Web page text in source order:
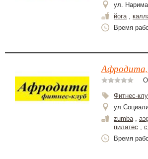
ул.
йога,
Время
Афродита,
Фитнес-
zumba,
пилатес ,
Время